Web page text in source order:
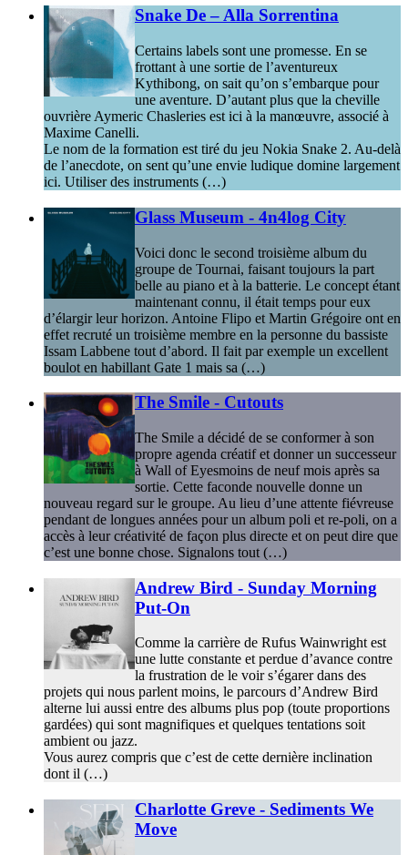
Snake De – Alla Sorrentina
Certains labels sont une promesse. En se
frottant à une sortie de l’aventureux
Kythibong, on sait qu’on s’embarque pour
une aventure. D’autant plus que la cheville
ouvrière Aymeric Chasleries est ici à la manœuvre, associé à
Maxime Canelli.
Le nom de la formation est tiré du jeu Nokia Snake 2. Au-delà
de l’anecdote, on sent qu’une envie ludique domine largement
ici. Utiliser des instruments (…)
Glass Museum - 4n4log City
Voici donc le second troisième album du
groupe de Tournai, faisant toujours la part
belle au piano et à la batterie. Le concept étant
maintenant connu, il était temps pour eux
d’élargir leur horizon. Antoine Flipo et Martin Grégoire ont en
effet recruté un troisième membre en la personne du bassiste
Issam Labbene tout d’abord. Il fait par exemple un excellent
boulot en habillant Gate 1 mais sa (…)
The Smile - Cutouts
The Smile a décidé de se conformer à son
propre agenda créatif et donner un successeur
à Wall of Eyesmoins de neuf mois après sa
sortie. Cette faconde nouvelle donne un
nouveau regard sur le groupe. Au lieu d’une attente fiévreuse
pendant de longues années pour un album poli et re-poli, on a
accès à leur créativité de façon plus directe et on peut dire que
c’est une bonne chose. Signalons tout (…)
Andrew Bird - Sunday Morning
Put-On
Comme la carrière de Rufus Wainwright est
une lutte constante et perdue d’avance contre
la frustration de le voir s’égarer dans des
projets qui nous parlent moins, le parcours d’Andrew Bird
alterne lui aussi entre des albums plus pop (toute proportions
gardées) qui sont magnifiques et quelques tentations soit
ambient ou jazz.
Vous aurez compris que c’est de cette dernière inclination
dont il (…)
Charlotte Greve - Sediments We
Move